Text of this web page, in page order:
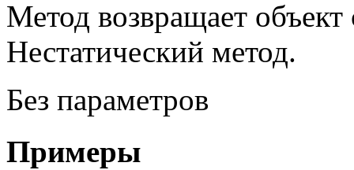
Метод возвращает
Нестатический метод.
Без параметров
Примеры